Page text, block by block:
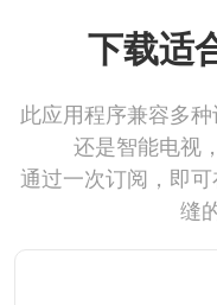
下载适
此应用程序兼容多
还是智能电视
通过一次订阅，即
缝